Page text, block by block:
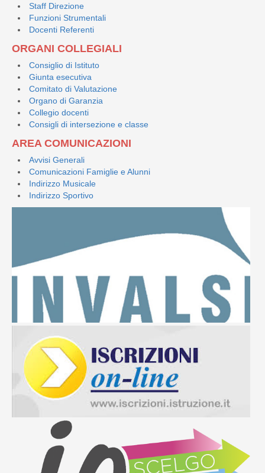
Staff Direzione
Funzioni Strumentali
Docenti Referenti
ORGANI COLLEGIALI
Consiglio di Istituto
Giunta esecutiva
Comitato di Valutazione
Organo di Garanzia
Collegio docenti
Consigli di intersezione e classe
AREA COMUNICAZIONI
Avvisi Generali
Comunicazioni Famiglie e Alunni
Indirizzo Musicale
Indirizzo Sportivo